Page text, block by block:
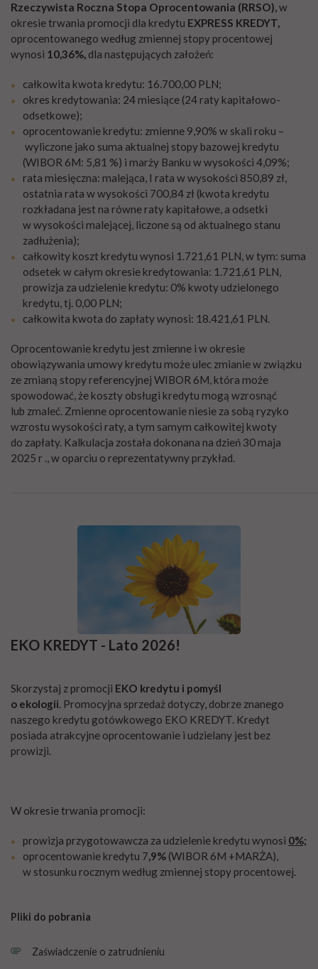
Rzeczywista Roczna Stopa Oprocentowania (RRSO),w
okresie trwania promocji dla kredytu EXPRESS KREDYT,
oprocentowanego według zmiennej stopy procentowej
wynosi 10,36%, dla następujących założeń:
całkowita kwota kredytu: 16.700,00 PLN;
okres kredytowania: 24 miesiące (24 raty kapitałowo-
odsetkowe);
oprocentowanie kredytu: zmienne 9,90% w skali roku –
wyliczone jako suma aktualnej stopy bazowej kredytu
(WIBOR 6M: 5,81 %) i marży Banku w wysokości 4,09%;
rata miesięczna: malejąca, I rata w wysokości 850,89 zł,
ostatnia rata w wysokości 700,84 zł (kwota kredytu
rozkładana jest na równe raty kapitałowe, a odsetki
w wysokości malejącej, liczone są od aktualnego stanu
zadłużenia);
całkowity koszt kredytu wynosi 1.721,61 PLN, w tym: suma
odsetek w całym okresie kredytowania: 1.721,61 PLN,
prowizja za udzielenie kredytu: 0% kwoty udzielonego
kredytu, tj. 0,00 PLN;
całkowita kwota do zapłaty wynosi: 18.421,61 PLN.
Oprocentowanie kredytu jest zmienne i w okresie
obowiązywania umowy kredytu może ulec zmianie w związku
ze zmianą stopy referencyjnej WIBOR 6M, która może
spowodować, że koszty obsługi kredytu mogą wzrosnąć
lub zmaleć. Zmienne oprocentowanie niesie za sobą ryzyko
wzrostu wysokości raty, a tym samym całkowitej kwoty
do zapłaty. Kalkulacja została dokonana na dzień 30 maja
2025 r ., w oparciu o reprezentatywny przykład.
EKO KREDYT - Lato 2026!
Skorzystaj z promocji EKO kredytu i pomyśl
o ekologii. Promocyjna sprzedaż dotyczy, dobrze znanego
naszego kredytu gotówkowego EKO KREDYT. Kredyt
posiada atrakcyjne oprocentowanie i udzielany jest bez
prowizji.
W okresie trwania promocji:
prowizja przygotowawcza za udzielenie kredytu wynosi 0%;
oprocentowanie kredytu 7,9% (WIBOR 6M +MARŻA),
w stosunku rocznym według zmiennej stopy procentowej.
Pliki do pobrania
Zaświadczenie o zatrudnieniu